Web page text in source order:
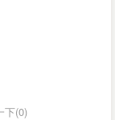
下(0)